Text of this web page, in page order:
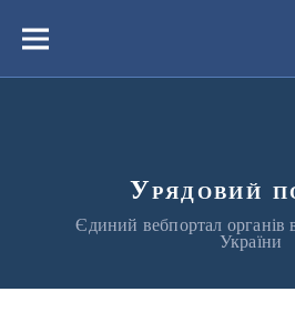
вмістуМеню
Урядовий
Єдиний вебпортал органів
України